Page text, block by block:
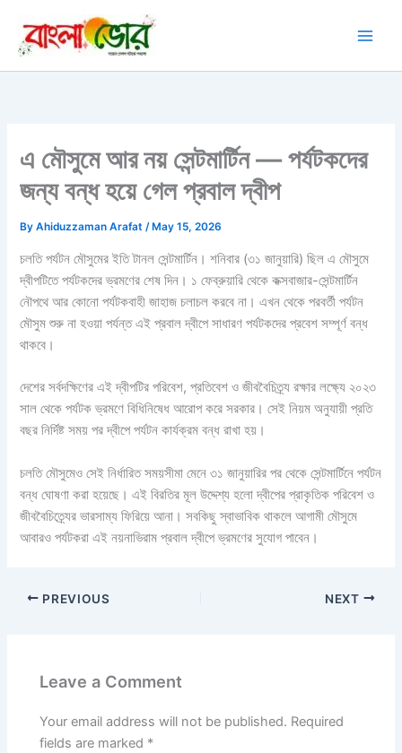
content
এ মৌসুমে আর নয় সেন্টমার্টিন — পর্যটকদের
জন্য বন্ধ হয়ে গেল প্রবাল দ্বীপ
ByAhiduzzaman Arafat/ May 15, 2026
চলতি পর্যটন মৌসুমের ইতি টানল সেন্টমার্টিন। শনিবার (৩১ জানুয়ারি) ছিল এ মৌসুমে
দ্বীপটিতে পর্যটকদের ভ্রমণের শেষ দিন। ১ ফেব্রুয়ারি থেকে কক্সবাজার-সেন্টমার্টিন
নৌপথে আর কোনো পর্যটকবাহী জাহাজ চলাচল করবে না। এখন থেকে পরবর্তী পর্যটন
মৌসুম শুরু না হওয়া পর্যন্ত এই প্রবাল দ্বীপে সাধারণ পর্যটকদের প্রবেশ সম্পূর্ণ বন্ধ
থাকবে।
দেশের সর্বদক্ষিণের এই দ্বীপটির পরিবেশ, প্রতিবেশ ও জীববৈচিত্র্য রক্ষার লক্ষ্যে ২০২৩
সাল থেকে পর্যটক ভ্রমণে বিধিনিষেধ আরোপ করে সরকার। সেই নিয়ম অনুযায়ী প্রতি
বছর নির্দিষ্ট সময় পর দ্বীপে পর্যটন কার্যক্রম বন্ধ রাখা হয়।
চলতি মৌসুমেও সেই নির্ধারিত সময়সীমা মেনে ৩১ জানুয়ারির পর থেকে সেন্টমার্টিনে পর্যটন
বন্ধ ঘোষণা করা হয়েছে। এই বিরতির মূল উদ্দেশ্য হলো দ্বীপের প্রাকৃতিক পরিবেশ ও
জীববৈচিত্র্যের ভারসাম্য ফিরিয়ে আনা। সবকিছু স্বাভাবিক থাকলে আগামী মৌসুমে
আবারও পর্যটকরা এই নয়নাভিরাম প্রবাল দ্বীপে ভ্রমণের সুযোগ পাবেন।
PREVIOUS NEXT
Leave a Comment
Your email address will not be published. Required
fields are marked *